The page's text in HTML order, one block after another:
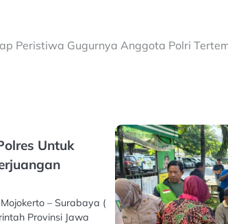
Peristiwa Gugurnya Anggota Polri
Untuk
– Surabaya (
Provinsi Jawa